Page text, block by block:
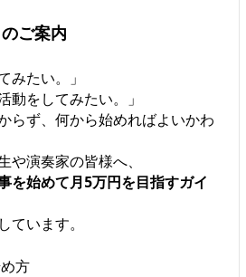
ご案内
みたい。」
動をしてみたい。」
らず、何から始めればよいかわ
や演奏家の皆様へ、
を始めて月5万円を目指すガイ
ています。
方